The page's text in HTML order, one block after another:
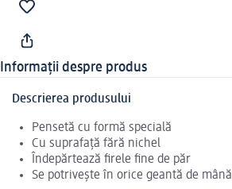
Informații despre produs
Descrierea produsului
Pensetă cu formă specială
Cu suprafață fără nichel
Îndepărtează firele fine de păr
Se potrivește în orice geantă de mână